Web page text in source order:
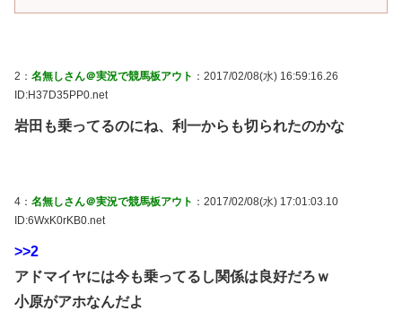
2： 名無しさん＠実況で競馬板アウト ：2017/02/08(水) 16:59:16.26
ID:H37D35PP0.net
岩田も乗ってるのにね、利一からも切られたのかな
4： 名無しさん＠実況で競馬板アウト ：2017/02/08(水) 17:01:03.10
ID:6WxK0rKB0.net
>>2
アドマイヤには今も乗ってるし関係は良好だろｗ
小原がアホなんだよ